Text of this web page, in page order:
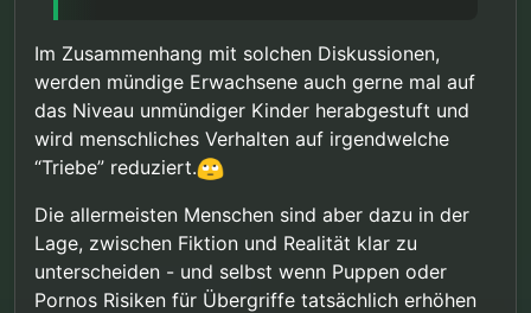
Im Zusammenhang mit solchen Diskussionen,
werden mündige Erwachsene auch gerne mal auf
das Niveau unmündiger Kinder herabgestuft und
wird menschliches Verhalten auf irgendwelche
“Triebe” reduziert.
Die allermeisten Menschen sind aber dazu in der
Lage, zwischen Fiktion und Realität klar zu
unterscheiden - und selbst wenn Puppen oder
Pornos Risiken für Übergriffe tatsächlich erhöhen